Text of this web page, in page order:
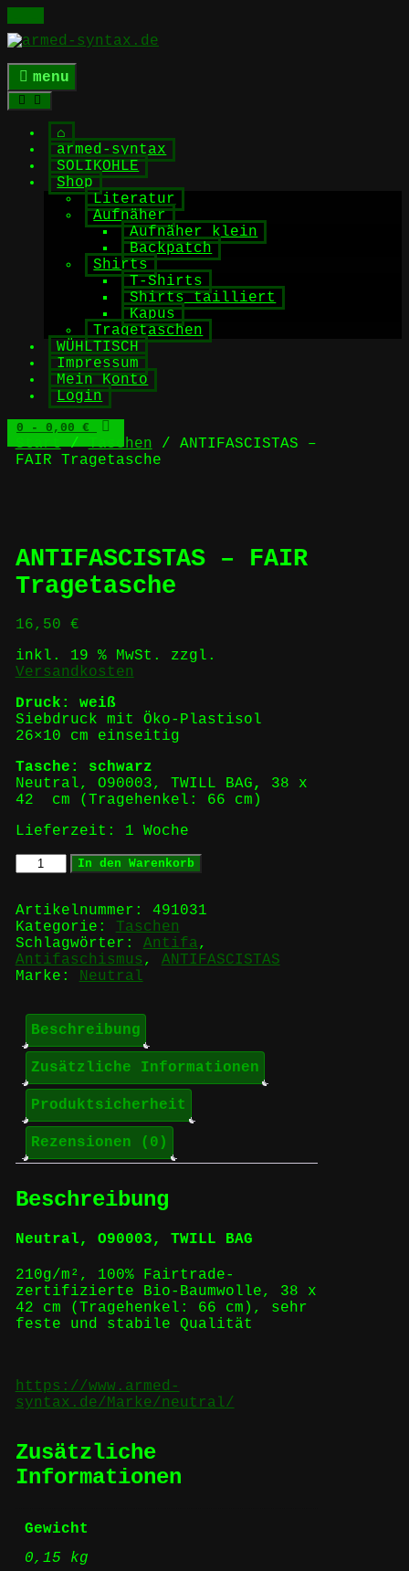
Skip
to
content
menu
⌂
armed-syntax
SOLIKOHLE
Shop
Literatur
Aufnäher
Aufnäher klein
Backpatch
Shirts
T-Shirts
Shirts tailliert
Kapus
Tragetaschen
WÜHLTISCH
Impressum
Mein Konto
Login
0 - 0,00 €
Start/Taschen / ANTIFASCISTAS –
FAIR Tragetasche
ANTIFASCISTAS – FAIR
Tragetasche
16,50 €
inkl. 19 % MwSt.
zzgl.
Versandkosten
Druck: weiß
Siebdruck mit Öko-Plastisol
26×10 cm einseitig
Tasche: schwarz
Neutral, O90003, TWILL BAG, 38 x
42 cm (Tragehenkel: 66 cm)
Lieferzeit: 1 Woche
ANTIFASCISTAS
-
Tragetasche
Menge
In den Warenkorb
Artikelnummer: 491031
Kategorie: Taschen
Schlagwörter: Antifa,
Antifaschismus , ANTIFASCISTAS
Marke: Neutral
Beschreibung
Zusätzliche Informationen
Produktsicherheit
Rezensionen (0)
Beschreibung
Neutral, O90003, TWILL BAG
210g/m², 100% Fairtrade-
zertifizierte Bio-Baumwolle, 38 x
42 cm (Tragehenkel: 66 cm), sehr
feste und stabile Qualität
https://www.armed-
syntax.de/Marke/neutral/
Zusätzliche
Informationen
Gewicht
0,15 kg